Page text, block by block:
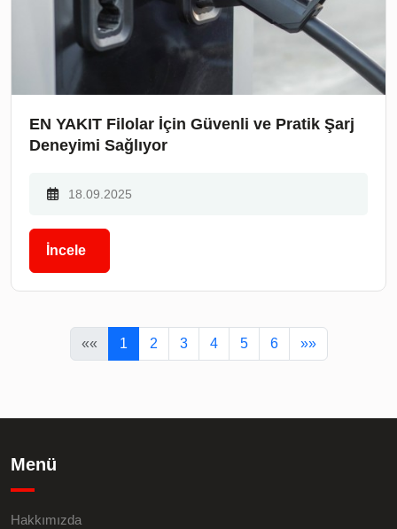
EN YAKIT Filolar İçin Güvenli ve Pratik Şarj
Deneyimi Sağlıyor
18.09.2025
İncele
«« 1 2 3 4 5 6 »»
Menü
Hakkımızda